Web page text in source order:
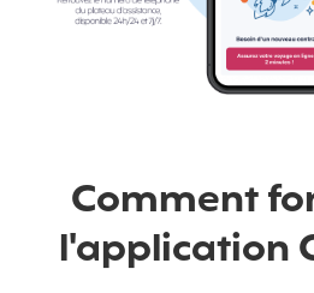
Comment
l'application